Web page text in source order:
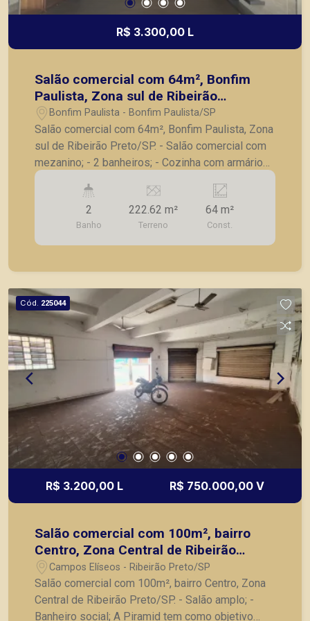
R$ 3.300,00 L
Salão comercial com 64m², Bonfim
Paulista, Zona sul de Ribeirão
Preto/SP.
Bonfim Paulista - Bonfim Paulista/SP
Salão comercial com 64m², Bonfim Paulista, Zona
sul de Ribeirão Preto/SP. - Salão comercial com
mezanino; - 2 banheiros; - Cozinha com armários;
- Terraço. A Piramid tem como objetivo atender
seus clientes com agilidade e segurança, em
locação, vendas de imóveis prontos, usados ou
mesmo nos principais lançamentos da cidade de
Ribeirão Preto.
2
Banho
222.62 m²
Terreno
64 m²
Const.
Cód. 225044
R$ 3.200,00 L R$ 750.000,00 V
Salão comercial com 100m², bairro
Centro, Zona Central de Ribeirão
Preto/SP.
Campos Elíseos - Ribeirão Preto/SP
Salão comercial com 100m², bairro Centro, Zona
Central de Ribeirão Preto/SP. - Salão amplo; -
Banheiro social; A Piramid tem como objetivo